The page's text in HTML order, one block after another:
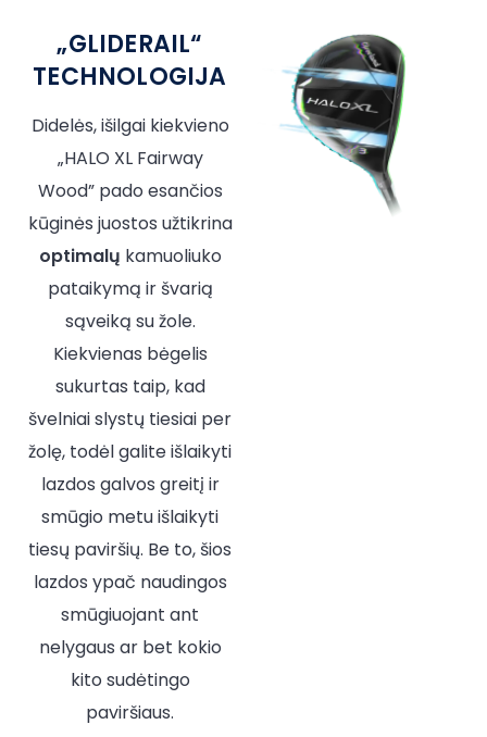
„GLIDERAIL“
TECHNOLOGIJA
Didelės, išilgai kiekvieno
„HALO XL Fairway
Wood” pado esančios
kūginės juostos užtikrina
optimalų kamuoliuko
pataikymą ir švarią
sąveiką su žole.
Kiekvienas bėgelis
sukurtas taip, kad
švelniai slystų tiesiai per
žolę, todėl galite išlaikyti
lazdos galvos greitį ir
smūgio metu išlaikyti
tiesų paviršių. Be to, šios
lazdos ypač naudingos
smūgiuojant ant
nelygaus ar bet kokio
kito sudėtingo
paviršiaus.